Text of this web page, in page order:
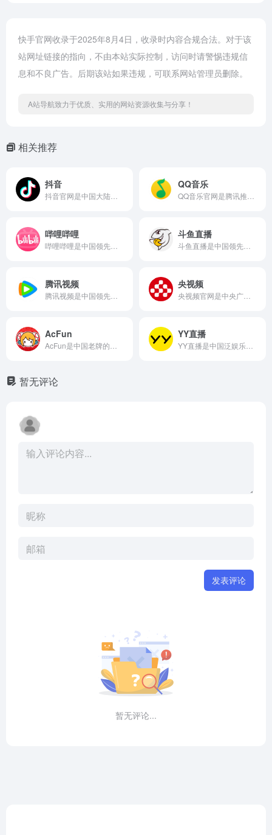
快手官网收录于2025年8月4日，收录时内容合规合法。对于该
站网址链接的指向，不由本站实际控制，访问时请警惕违规信
息和不良广告。后期该站如果违规，可联系网站管理员删除。
A站导航致力于优质、实用的网站资源收集与分享！
相关推荐
抖音 QQ音乐
哔哩哔哩 斗鱼直播
腾讯视频 央视频
AcFun YY直播
暂无评论
发表评论
暂无评论...